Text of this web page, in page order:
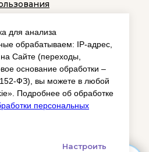
для анализа
обрабатываем: IP‑адрес,
Сайте (переходы,
основание обработки –
вы можете в любой
Подробнее об обработке
персональных
Настроить